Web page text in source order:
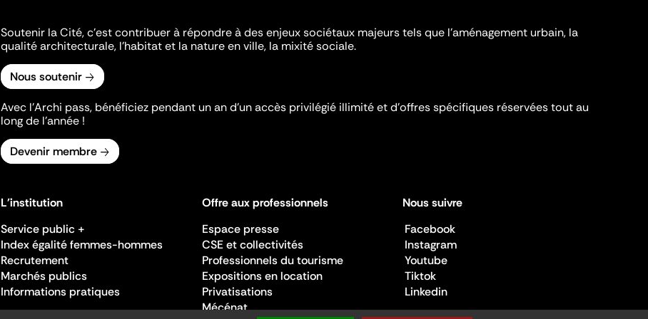
Soutenir la Cité, c'est contribuer à répondre à des enjeux sociétaux majeurs tels que l'aménagement urbain, la
qualité architecturale, l'habitat et la nature en ville, la mixité sociale.
Nous soutenir
Avec l’Archi pass, bénéficiez pendant un an d’un accès privilégié illimité et d’offres spécifiques réservées tout au
long de l’année !
Devenir membre
L'institution
Service public +
Index égalité femmes-hommes
Recrutement
Marchés publics
Informations pratiques
Offre aux professionnels
Espace presse
CSE et collectivités
Professionnels du tourisme
Expositions en location
Privatisations
Mécénat
Nous suivre
Facebook
Instagram
Youtube
Tiktok
Linkedin